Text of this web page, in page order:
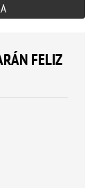
FELIZ